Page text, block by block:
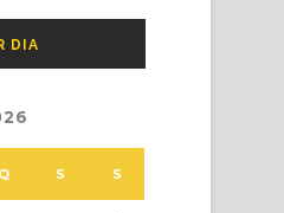
DIA
Q S S